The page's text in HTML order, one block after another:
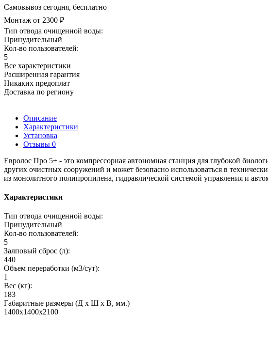
Самовывоз сегодня, бесплатно
Монтаж от 2300 ₽
Тип отвода очищенной воды:
Принудительный
Кол-во пользователей:
5
Все характеристики
Расширенная гарантия
Никаких предоплат
Доставка по региону
Описание
Характеристики
Установка
Отзывы 0
Евролос Про 5+ - это компрессорная автономная станция для глубокой
других очистных сооружений и может безопасно использоваться в
из монолитного полипропилена, гидравлической системой управления и
Характеристики
Тип отвода очищенной воды:
Принудительный
Кол-во пользователей:
5
Залповый сброс (л):
440
Объем переработки (м3/сут):
1
Вес (кг):
183
Габаритные размеры (Д х Ш х В, мм.)
1400x1400x2100